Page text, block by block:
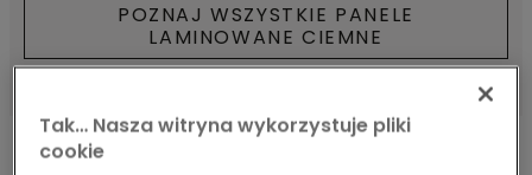
POZNAJ WSZYSTKIE PANELE
LAMINOWANE CIEMNE
Tak… Nasza witryna wykorzystuje pliki
cookie